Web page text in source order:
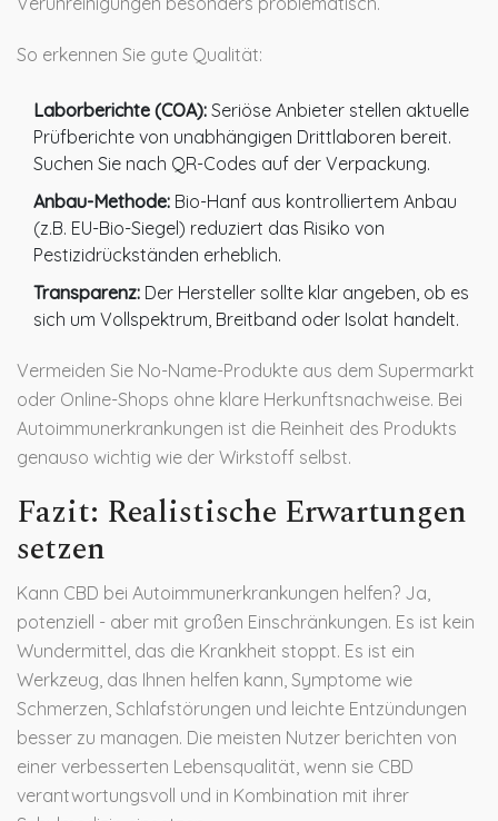
So erkennen Sie gute Qualität:
Laborberichte (COA): Seriöse Anbieter stellen aktuelle
Prüfberichte von unabhängigen Drittlaboren bereit.
Suchen Sie nach QR-Codes auf der Verpackung.
Anbau-Methode: Bio-Hanf aus kontrolliertem Anbau
(z.B. EU-Bio-Siegel) reduziert das Risiko von
Pestizidrückständen erheblich.
Transparenz: Der Hersteller sollte klar angeben, ob es
sich um Vollspektrum, Breitband oder Isolat handelt.
Vermeiden Sie No-Name-Produkte aus dem Supermarkt
oder Online-Shops ohne klare Herkunftsnachweise. Bei
Autoimmunerkrankungen ist die Reinheit des Produkts
genauso wichtig wie der Wirkstoff selbst.
Fazit: Realistische Erwartungen
setzen
Kann CBD bei Autoimmunerkrankungen helfen? Ja,
potenziell - aber mit großen Einschränkungen. Es ist kein
Wundermittel, das die Krankheit stoppt. Es ist ein
Werkzeug, das Ihnen helfen kann, Symptome wie
Schmerzen, Schlafstörungen und leichte Entzündungen
besser zu managen. Die meisten Nutzer berichten von
einer verbesserten Lebensqualität, wenn sie CBD
verantwortungsvoll und in Kombination mit ihrer